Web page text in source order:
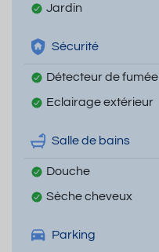
Jardin
Sécurité
Détecteur de fumée
Eclairage extérieur
Salle de bains
Douche
Sèche cheveux
Parking